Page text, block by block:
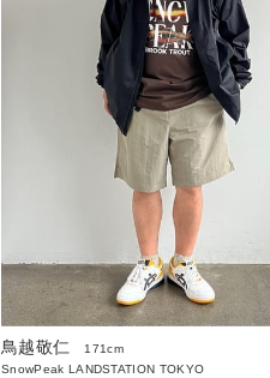
鳥越敬仁
171cm
SnowPeak LANDSTATION TOKYO